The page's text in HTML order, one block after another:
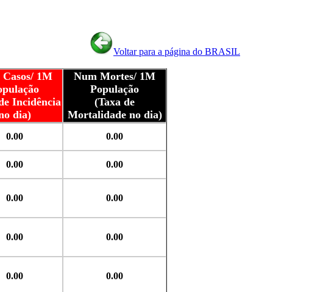
Voltar para a página do BRASIL
1M
Incidência
dia)
Num Mortes/ 1M
População
(Taxa de
Mortalidade no dia)
0.00 0.00
0.00 0.00
0.00 0.00
0.00 0.00
0.00 0.00